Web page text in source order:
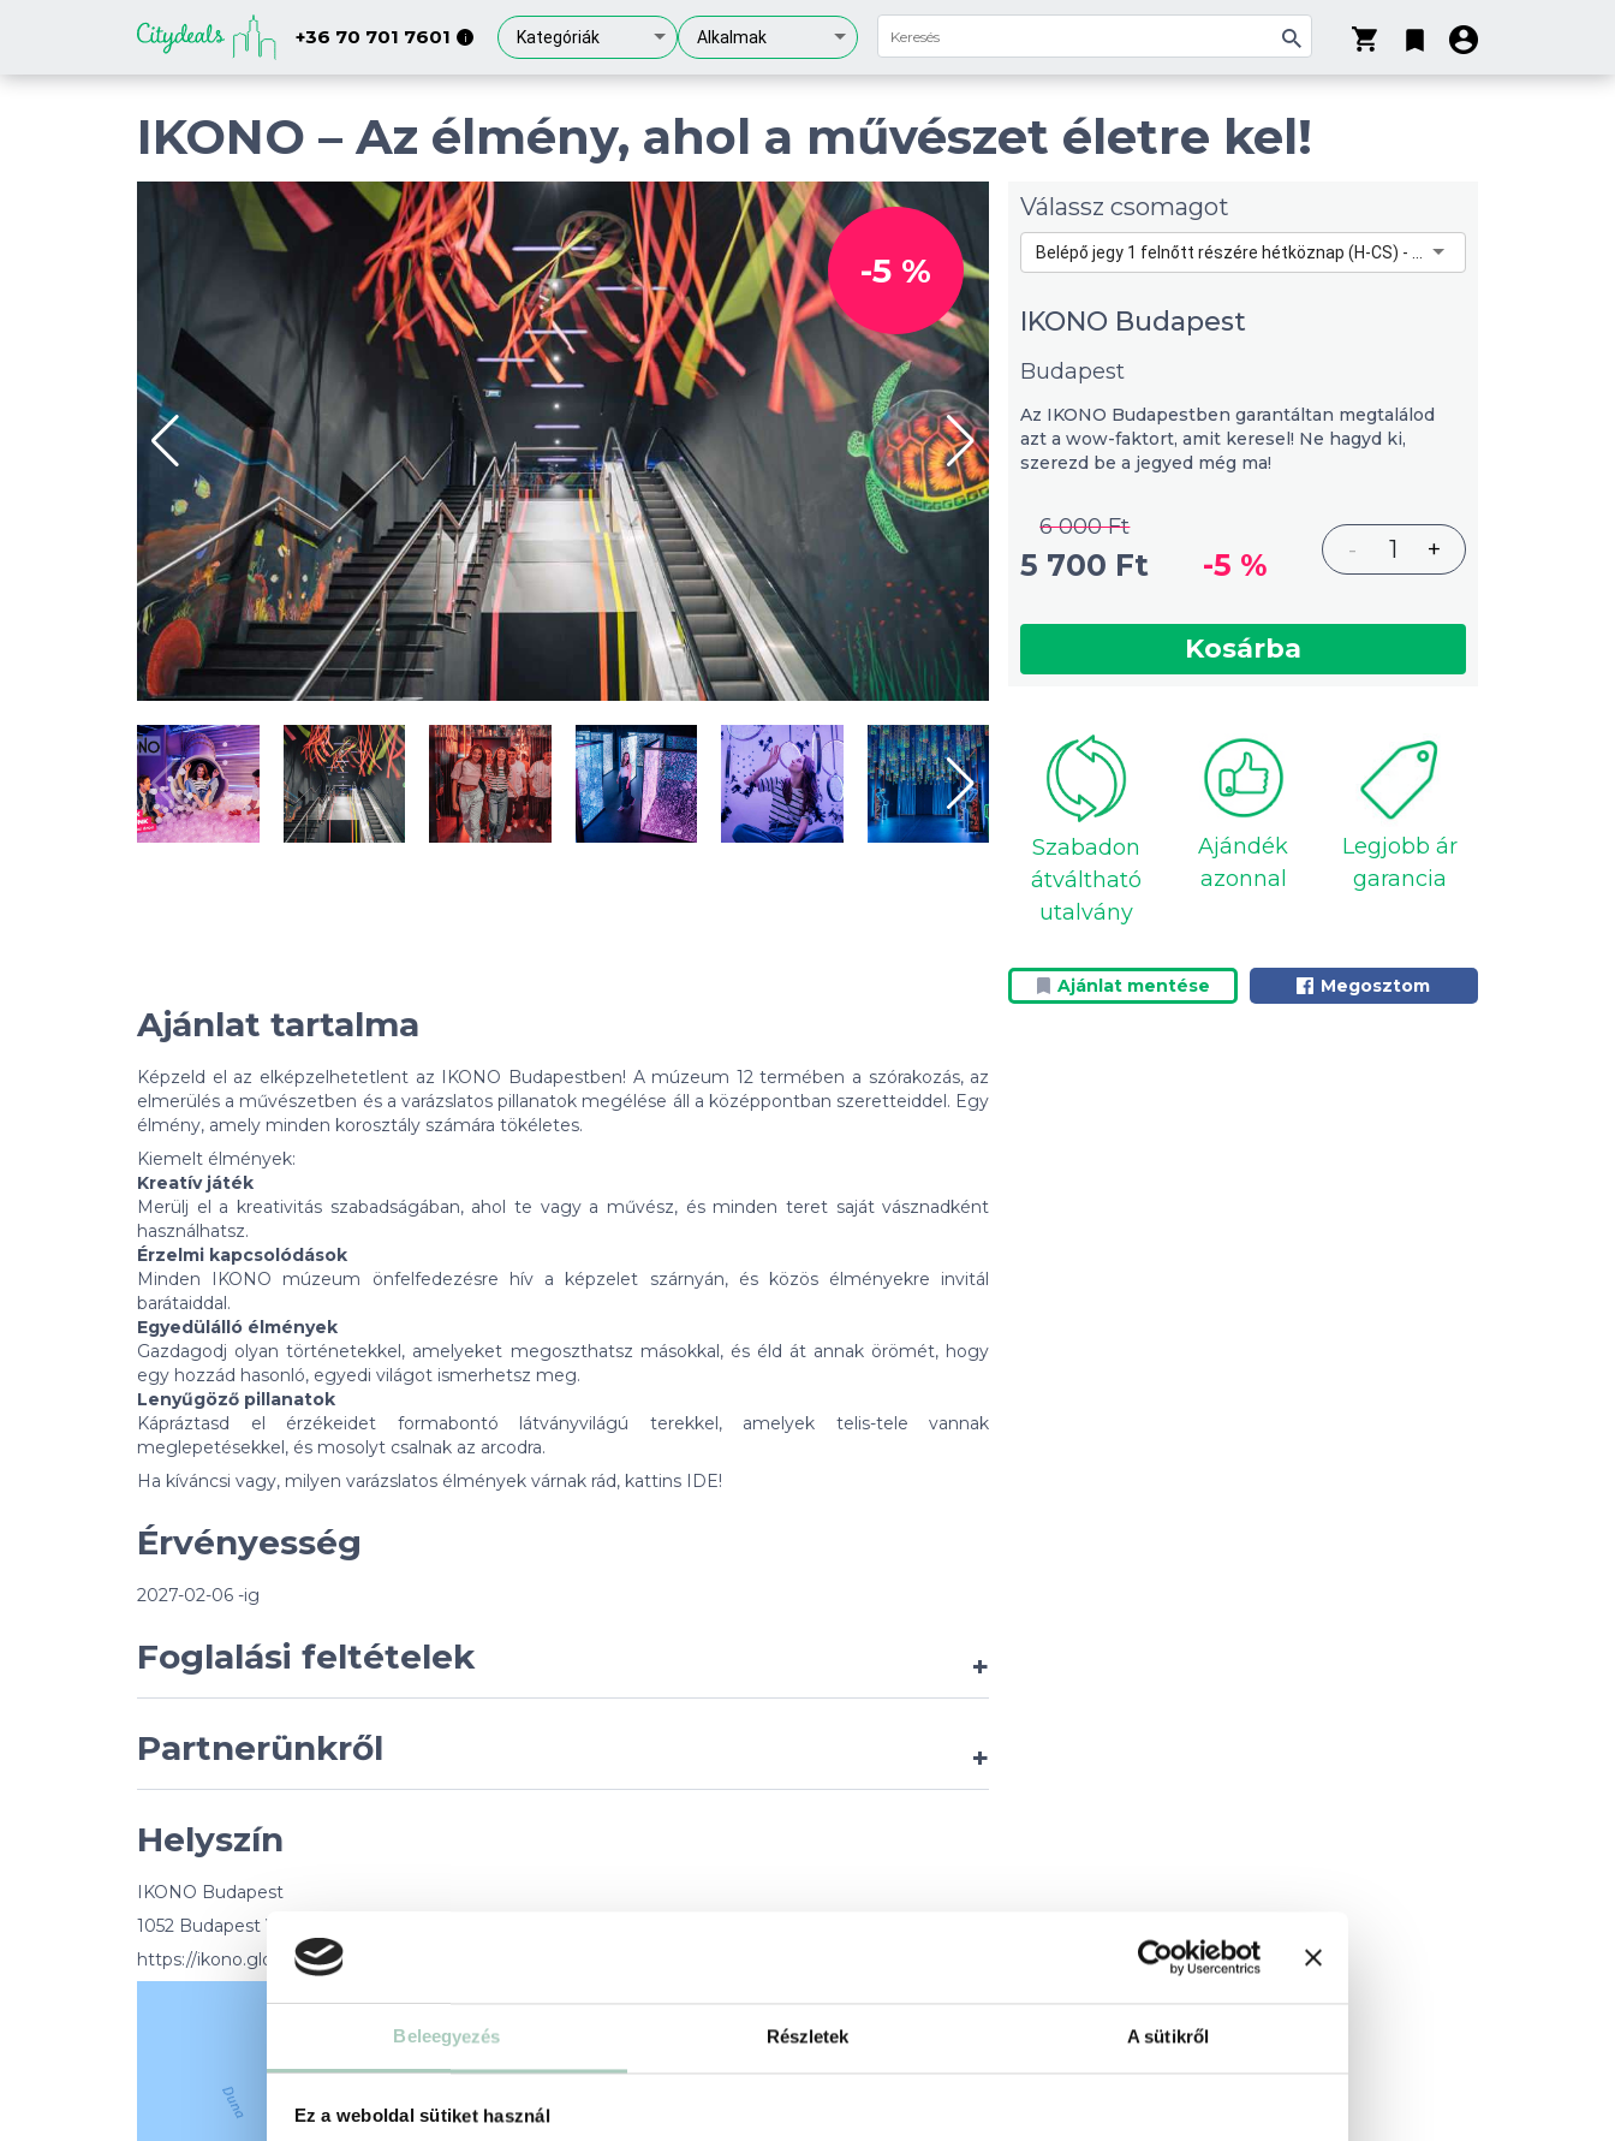
Beleegyezés Részletek A sütikről
Ez a weboldal sütiket használ
+36 70 701 7601 i Kategóriák Alkalmak
IKONO – Az élmény, ahol a művészet életre kel!
-5 %
Válassz csomagot
IKONO Budapest
Budapest
Az IKONO Budapestben garantáltan megtalálod
azt a wow-faktort, amit keresel! Ne hagyd ki,
szerezd be a jegyed még ma!
6 000 Ft
5 700 Ft -5 % - 1 +
Kosárba
Szabadon
átváltható
utalvány
Ajándék
azonnal
Legjobb ár
garancia
Ajánlat mentése Megosztom
Ajánlat tartalma
Képzeld el az elképzelhetetlent az IKONO Budapestben! A múzeum 12 termében a szórakozás, az
elmerülés a művészetben és a varázslatos pillanatok megélése áll a középpontban szeretteiddel. Egy
élmény, amely minden korosztály számára tökéletes.
Kiemelt élmények:
Kreatív játék
Merülj el a kreativitás szabadságában, ahol te vagy a művész, és minden teret saját vásznadként
használhatsz.
Érzelmi kapcsolódások
Minden IKONO múzeum önfelfedezésre hív a képzelet szárnyán, és közös élményekre invitál
barátaiddal.
Egyedülálló élmények
Gazdagodj olyan történetekkel, amelyeket megoszthatsz másokkal, és éld át annak örömét, hogy
egy hozzád hasonló, egyedi világot ismerhetsz meg.
Lenyűgöző pillanatok
Kápráztasd el érzékeidet formabontó látványvilágú terekkel, amelyek telis-tele vannak
meglepetésekkel, és mosolyt csalnak az arcodra.
Ha kíváncsi vagy, milyen varázslatos élmények várnak rád, kattins IDE!
Érvényesség
2027-02-06 -ig
Foglalási feltételek +
Partnerünkről +
Helyszín
IKONO Budapest
1052 Budapest Váci utca 27
https://ikono.global/en/budapest